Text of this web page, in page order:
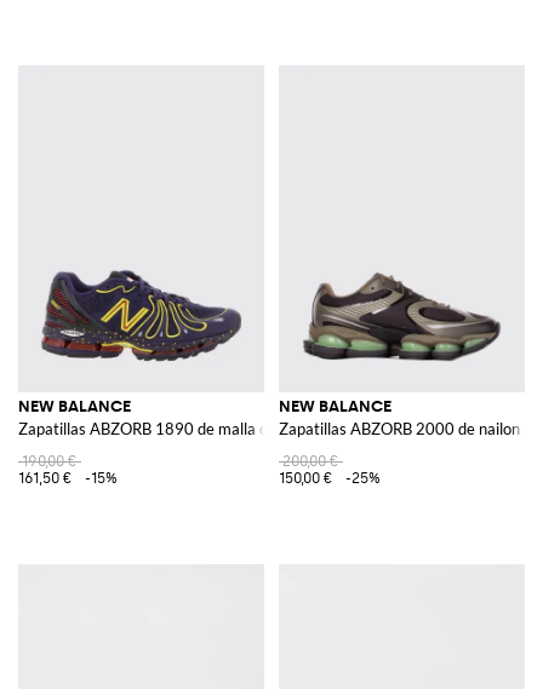
NEW BALANCE
Zapatillas ABZORB 1890 de malla con logo en contraste
190,00 €
161,50 €
-15%
NEW BALANCE
Zapatillas ABZORB 2000 de nailon y
200,00 €
150,00 €
-25%